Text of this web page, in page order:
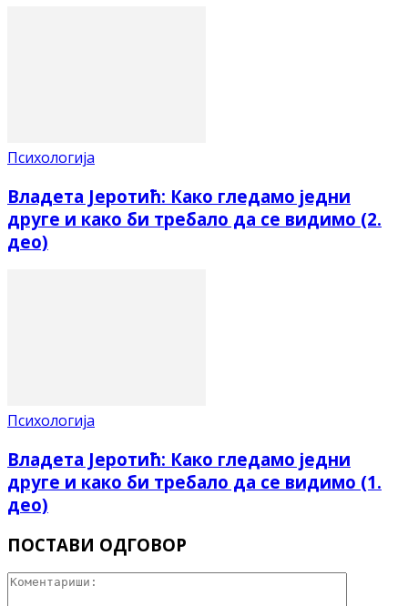
Психологија
Владета Јеротић: Како гледамо једни
друге и како би требало да се видимо (2.
део)
Психологија
Владета Јеротић: Како гледамо једни
друге и како би требало да се видимо (1.
део)
ПОСТАВИ ОДГОВОР